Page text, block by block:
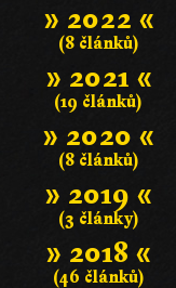
» 2022 «
(8 článků)
» 2021 «
(19 článků)
» 2020 «
(8 článků)
» 2019 «
(3 články)
» 2018 «
(46 článků)